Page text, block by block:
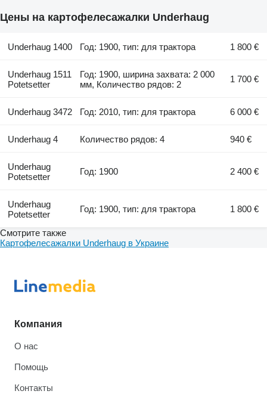
Цены на картофелесажалки Underhaug
Underhaug 1400 Год: 1900, тип: для трактора 1 800 €
Underhaug 1511
Potetsetter
Год: 1900, ширина захвата: 2 000
мм, Количество рядов: 2
1 700 €
Underhaug 3472 Год: 2010, тип: для трактора 6 000 €
Underhaug 4 Количество рядов: 4 940 €
Underhaug
Potetsetter
Год: 1900 2 400 €
Underhaug
Potetsetter
Год: 1900, тип: для трактора 1 800 €
Смотрите также
Картофелесажалки Underhaug в Украине
Компания
О нас
Помощь
Контакты